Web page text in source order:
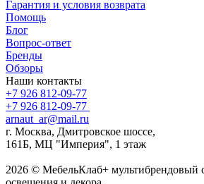
Гарантия и условия возврата
Помощь
Блог
Вопрос-ответ
Бренды
Обзоры
Наши контакты
+7 926 812-09-77
+7 926 812-09-77
arnaut_ar@mail.ru
г. Москва, Дмитровское шоссе,
161Б, МЦ "Империя", 1 этаж
2026 © МебельКлаб+ мультибрендовый